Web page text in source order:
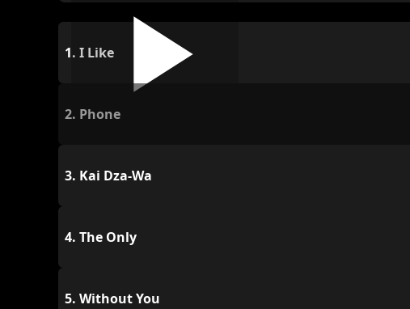
1. I Like
2. Phone
3. Kai Dza-Wa
4. The Only
5. Without You